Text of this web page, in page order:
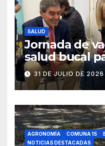
SALUD
Jornada de
salud bucal
31 DE JULIO DE 2026
AGRONOMÍA COMUNA 15
NOTICIAS DESTACADAS